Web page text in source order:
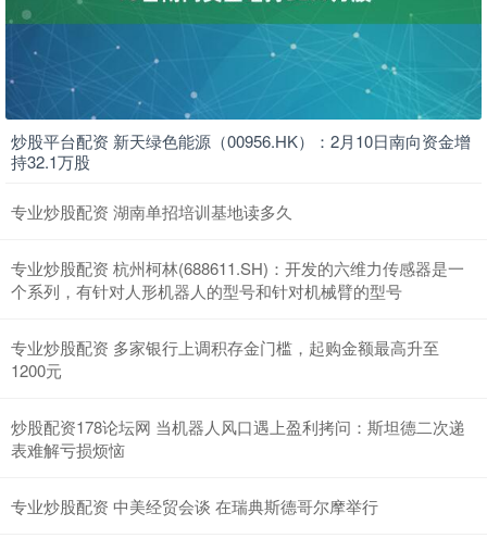
炒股平台配资 新天绿色能源（00956.HK）：2月10日南向资金增
持32.1万股
专业炒股配资 湖南单招培训基地读多久
专业炒股配资 杭州柯林(688611.SH)：开发的六维力传感器是一
个系列，有针对人形机器人的型号和针对机械臂的型号
专业炒股配资 多家银行上调积存金门槛，起购金额最高升至
1200元
炒股配资178论坛网 当机器人风口遇上盈利拷问：斯坦德二次递
表难解亏损烦恼
专业炒股配资 中美经贸会谈 在瑞典斯德哥尔摩举行